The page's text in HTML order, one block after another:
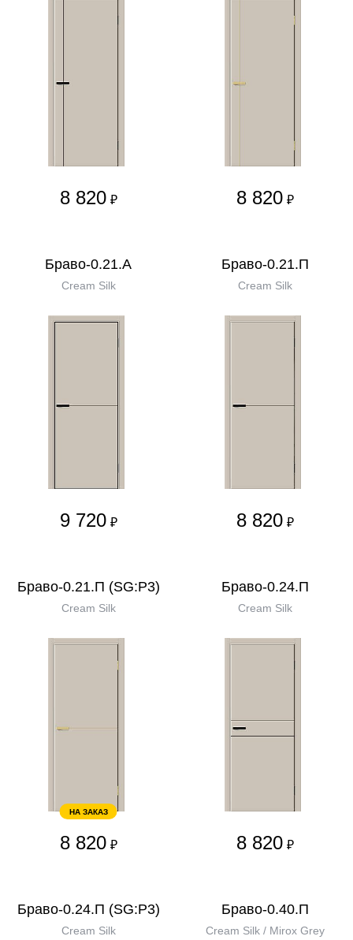
8 820 ₽ 8 820 ₽
Браво-0.21.А
Cream Silk
9 720 ₽
Браво-0.21.П
Cream Silk
8 820 ₽
Браво-0.21.П (SG:P3)
Cream Silk
НА ЗАКАЗ
8 820 ₽
Браво-0.24.П
Cream Silk
8 820 ₽
Браво-0.24.П (SG:P3)
Cream Silk
Браво-0.40.П
Cream Silk / Mirox Grey